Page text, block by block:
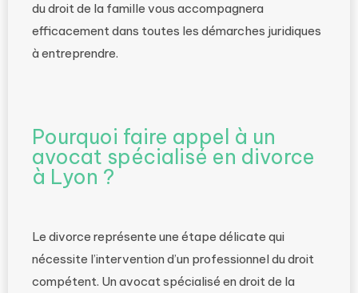
du droit de la famille vous accompagnera
efficacement dans toutes les démarches juridiques
à entreprendre.
Pourquoi faire appel à un
avocat spécialisé en divorce
à Lyon ?
Le divorce représente une étape délicate qui
nécessite l’intervention d’un professionnel du droit
compétent. Un avocat spécialisé en droit de la